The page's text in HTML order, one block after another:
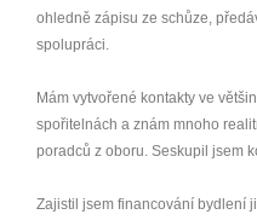
ohledně zápisu ze schůze,
spolupráci.
Mám vytvořené kontakty ve
spořitelnách a znám mnoho
poradců z oboru. Seskupil jsem
Zajistil jsem financování bydlení